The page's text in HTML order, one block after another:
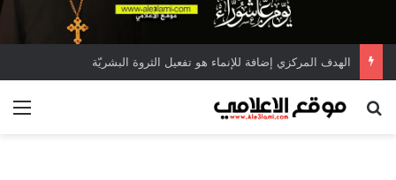
الهدف المركزي إضافة للإنماء هو تفعيل الثروة البشريّة
بحث عن